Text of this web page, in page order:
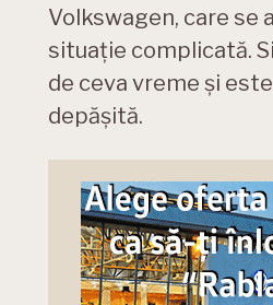
Volkswagen, care se
situație complicată.
de ceva vreme și
depășită.